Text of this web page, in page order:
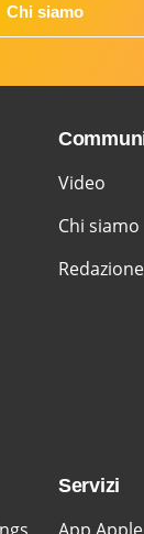
Chi siamo
Video
Chi siamo
Redazione
Servizi
App Apple